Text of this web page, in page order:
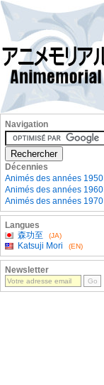
Navigation
Décennies
Animés des années 1950
Animés des années 1960
Animés des années 1970
Langues
森功至
(JA)
Katsuji Mori (EN)
Newsletter